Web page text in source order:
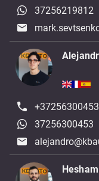
37256219812
+37256300453
37256300453